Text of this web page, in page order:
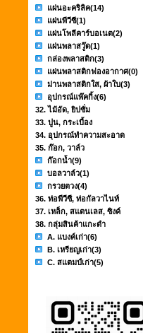
แผ่นอะคริลิค(14)
แผ่นพีวีซี(1)
แผ่นโพลีคาร์บอเนต(2)
แผ่นพลาสวู๊ด(1)
กล่องพลาสติก(3)
แผ่นพลาสติกฟองอากาศ(0)
ม่านพลาสติกใส, ผ้าใบ(3)
อุปกรณ์แพ๊คกิ้ง(6)
32. ไม้อัด, ยิปซั่ม
33. ปูน, กระเบื้อง
34. อุปกรณ์ทำความสะอาด
35. ก๊อก, วาล์ว
ก๊อกน้ำ(9)
บอลวาล์ว(1)
กรวยตวง(4)
36. ท่อพีวีซี, ท่อกัลวาไนท์
37. เหล็ก, สแตนเลส, ซิงค์
38. กลุ่มสินค้าแกะดำ
A. แบงค์เก่า(6)
B. เหรียญเก่า(3)
C. สแตมป์เก่า(5)